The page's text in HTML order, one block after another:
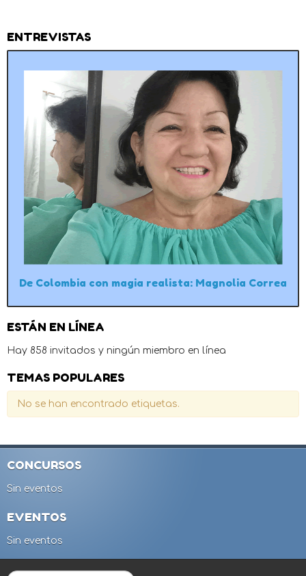
ENTREVISTAS
De Colombia con magia realista: Magnolia Correa
ESTÁN EN LÍNEA
Hay 858 invitados y ningún miembro en línea
TEMAS POPULARES
No se han encontrado etiquetas.
CONCURSOS
Sin eventos
EVENTOS
Sin eventos